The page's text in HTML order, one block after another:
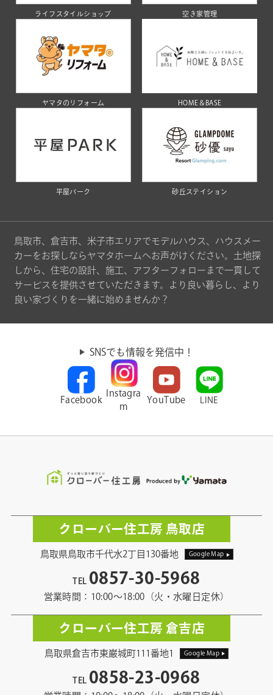
ライフスタイルショップ 空き家管理
ヤマタのリフォーム HOME＆BASE
平屋パーク 砂丘ステイション
鳥取市、倉吉市、米子市エリアでモデルハウス、ハウスメー
カーをお探しならヤマタホームへお声がけください。土地探
しから、住宅の設計、施工、アフターフォローまで一貫して
サービスを提供させていただきます。より良い暮らし、より
良い家づくりを一緒に始めませんか？
SNSでも情報を発信中！
Facebook
Instagra
m
YouTube LINE
クローバー住工房 鳥取店
鳥取県鳥取市千代水2丁目130番地 Google Map
TEL 0857-30-5968
営業時間：10:00〜18:00（火・水曜日定休）
クローバー住工房 倉吉店
鳥取県倉吉市東巌城町111番地1 Google Map
TEL 0858-23-0968